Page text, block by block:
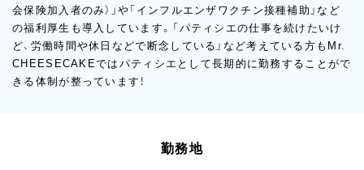
会保険加入者のみ）」や「インフルエンザワクチン接種補助」など
の福利厚生も導入しています。「パティシエの仕事を続けたいけ
ど、労働時間や休日などで断念している」など考えている方もMr.
CHEESECAKEではパティシエとして長期的に勤務することがで
きる体制が整っています！
勤務地